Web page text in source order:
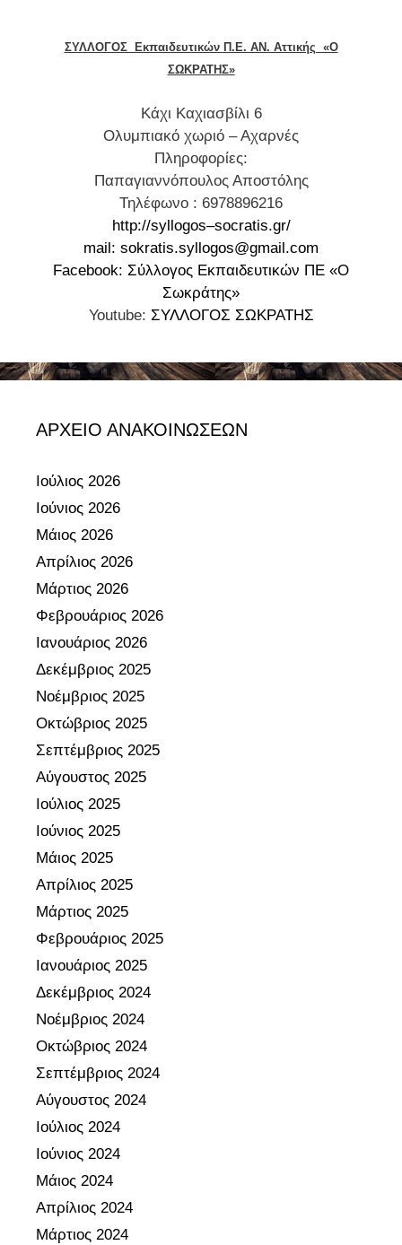
ΣΥΛΛΟΓΟΣ Εκπαιδευτικών Π.Ε. ΑΝ. Αττικής «Ο
ΣΩΚΡΑΤΗΣ»
Kάχι Καχιασβίλι 6
Ολυμπιακό χωριό – Αχαρνές
Πληροφορίες:
Παπαγιαννόπουλος Αποστόλης
Τηλέφωνο : 6978896216
http://syllogos–socratis.gr/
mail: sokratis.syllogos@gmail.com
Facebook: Σύλλογος Εκπαιδευτικών ΠΕ «Ο
Σωκράτης»
Youtube: ΣΥΛΛΟΓΟΣ ΣΩΚΡΑΤΗΣ
ΑΡΧΕΙΟ ΑΝΑΚΟΙΝΩΣΕΩΝ
Ιούλιος 2026
Ιούνιος 2026
Μάιος 2026
Απρίλιος 2026
Μάρτιος 2026
Φεβρουάριος 2026
Ιανουάριος 2026
Δεκέμβριος 2025
Νοέμβριος 2025
Οκτώβριος 2025
Σεπτέμβριος 2025
Αύγουστος 2025
Ιούλιος 2025
Ιούνιος 2025
Μάιος 2025
Απρίλιος 2025
Μάρτιος 2025
Φεβρουάριος 2025
Ιανουάριος 2025
Δεκέμβριος 2024
Νοέμβριος 2024
Οκτώβριος 2024
Σεπτέμβριος 2024
Αύγουστος 2024
Ιούλιος 2024
Ιούνιος 2024
Μάιος 2024
Απρίλιος 2024
Μάρτιος 2024